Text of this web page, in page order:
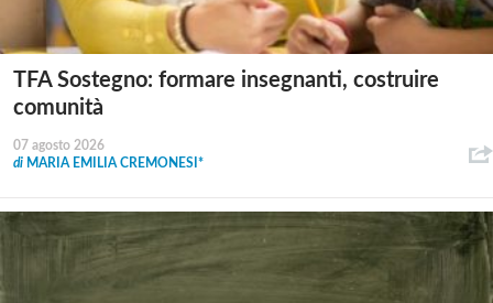
TFA Sostegno: formare insegnanti, costruire
comunità
07 agosto 2026
di MARIA EMILIA CREMONESI*